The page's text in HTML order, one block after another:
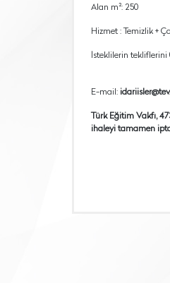
Alan m²: 250
Hizmet : Temizlik +
İsteklilerin tekliflerini
E-mail:
Türk Eğitim Vakfı,
ihaleyi tamamen